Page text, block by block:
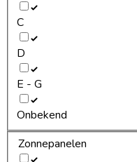
C
D
E - G
Onbekend
Zonnepanelen